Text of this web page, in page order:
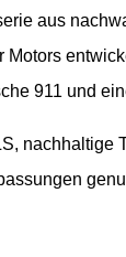
aus
911 und